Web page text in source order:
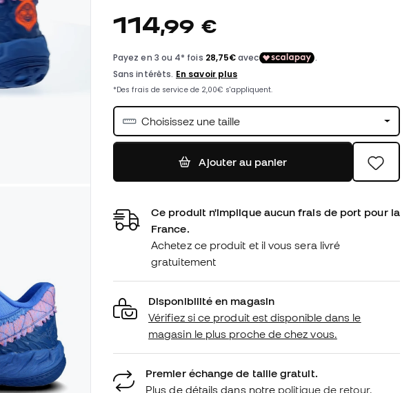
114,99 €
Choisissez une taille
Ajouter au panier
Ce produit n'implique aucun frais de port pour la
France.
Achetez ce produit et il vous sera livré
gratuitement
Disponibilité en magasin
Vérifiez si ce produit est disponible dans le
magasin le plus proche de chez vous.
Premier échange de taille gratuit.
Plus de détails dans notre politique de retour.